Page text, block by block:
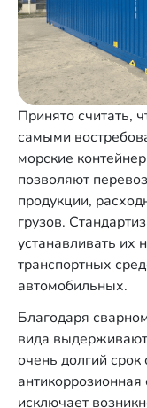
Принято считать,
самыми
морские
позволяют
продукции,
грузов.
устанавливать их
транспортных
автомобильных.
Благодаря
вида
очень долгий
исключает